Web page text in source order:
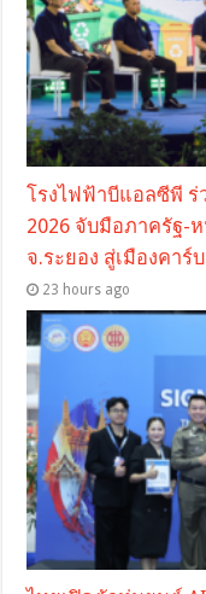
โรงไฟฟ้าบีแอลซีพี ร่
2026 จับมือภาครัฐ-
จ.ระยอง สู่เมืองคาร์
23 hours ago